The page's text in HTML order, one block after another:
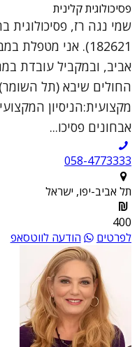
פסיכולוגית קלינית
182621). אני
אביב, ובמקביל עובדת
החולים שיבא (תל
מקצועית:הניסיון
אבחונים פסיכו...
058-4773333
תל אביב-יפו, ישראל
400
לפרטים
הודעה לווטסאפ